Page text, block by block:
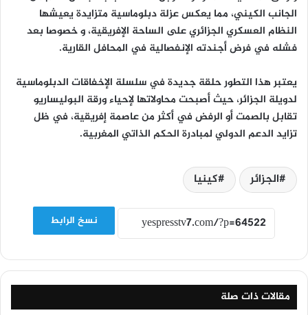
الجانب الكيني، مما يعكس عزلة دبلوماسية متزايدة يعيشها
النظام العسكري الجزائري على الساحة الإفريقية، و خصوصا بعد
فشله في فرض أجندته الإنفصالية في المحافل القارية.
يعتبر هذا التطور حلقة جديدة في سلسلة الإخفاقات الدبلوماسية
لدويلة الجزائر، حيث أصبحت محاولاتها لإحياء ورقة البوليساريو
تقابل بالصمت أو الرفض في أكثر من عاصمة إفريقية، في ظل
تزايد الدعم الدولي لمبادرة الحكم الذاتي المغربية.
الجزائر كينيا
نسخ الرابط
مقالات ذات صلة